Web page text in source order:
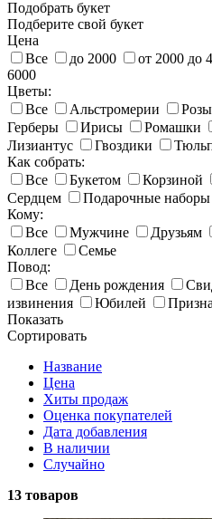
Подобрать букет
Подберите свой букет
Цена
Все
до 2000 от 2000 до
6000
Цветы:
Все
Альстромерии Розы
Герберы
Ирисы Ромашки
Лизиантус
Гвоздики
Как собрать:
Все
Букетом Корзиной
Сердцем
Подарочные наборы
Кому:
Все
Мужчине Друзьям
Коллеге
Семье
Повод:
Все
День рождения
извинения
Юбилей
Показать
Сортировать
Название
Цена
Хиты продаж
Оценка покупателей
Дата добавления
В наличии
Случайно
13 товаров